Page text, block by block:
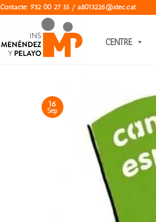
Contacte: 932 00 27 55 / a8013226@xtec.cat
CENTRE
16
Sep